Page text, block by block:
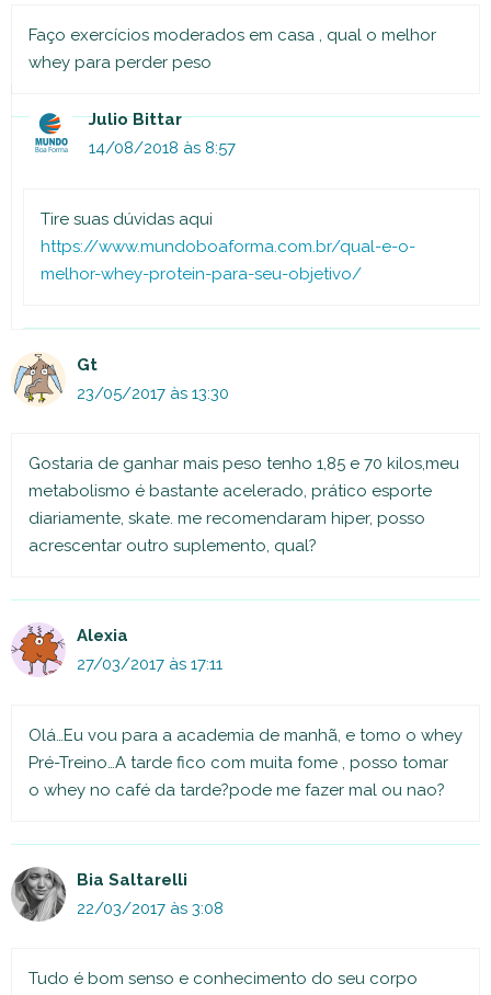
Faço exercícios moderados em casa , qual o melhor
whey para perder peso
Julio Bittar
14/08/2018 às 8:57
Tire suas dúvidas aqui
https://www.mundoboaforma.com.br/qual-e-o-
melhor-whey-protein-para-seu-objetivo/
Gt
23/05/2017 às 13:30
Gostaria de ganhar mais peso tenho 1,85 e 70 kilos,meu
metabolismo é bastante acelerado, prático esporte
diariamente, skate. me recomendaram hiper, posso
acrescentar outro suplemento, qual?
Alexia
27/03/2017 às 17:11
Olá…Eu vou para a academia de manhã, e tomo o whey
Pré-Treino…A tarde fico com muita fome , posso tomar
o whey no café da tarde?pode me fazer mal ou nao?
Bia Saltarelli
22/03/2017 às 3:08
Tudo é bom senso e conhecimento do seu corpo